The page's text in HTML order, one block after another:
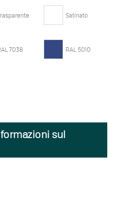
Satinato
7038 RAL 5010
sul